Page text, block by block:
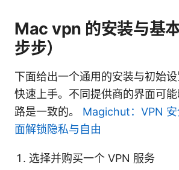
Mac vpn 的安装与基
步步）
下面给出一个通用的安装与初始
快速上手。不同提供商的界面可
路是一致的。 Magichut：VPN
面解锁隐私与自由
选择并购买一个 VPN 服务